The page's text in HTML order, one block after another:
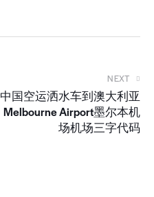
NEXT
中国空运洒水车到澳大利亚
Melbourne Airport墨尔本机
场机场三字代码